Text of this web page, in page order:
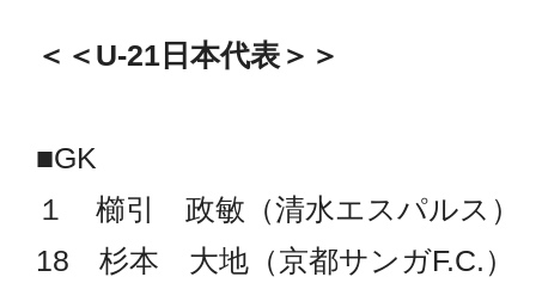
＜＜U-21日本代表＞＞
■GK
１ 櫛引 政敏（清水エスパルス）
18 杉本 大地（京都サンガF.C.）